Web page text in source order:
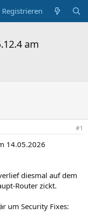
Registrieren
am
#1
14.05.2026
diesmal auf dem
Router zickt.
um Security Fixes: